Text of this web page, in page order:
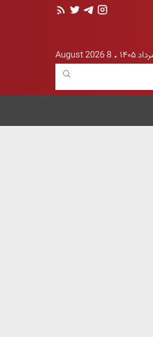
8 August 2026